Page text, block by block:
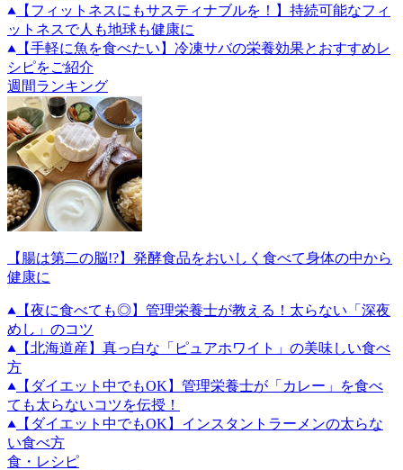
【フィットネスにもサスティナブルを！】持続可能なフィ
ットネスで人も地球も健康に
【手軽に魚を食べたい】冷凍サバの栄養効果とおすすめレ
シピをご紹介
週間ランキング
【腸は第二の脳!?】発酵食品をおいしく食べて身体の中から
健康に
【夜に食べても◎】管理栄養士が教える！太らない「深夜
めし」のコツ
【北海道産】真っ白な「ピュアホワイト」の美味しい食べ
方
【ダイエット中でもOK】管理栄養士が「カレー」を食べ
ても太らないコツを伝授！
【ダイエット中でもOK】インスタントラーメンの太らな
い食べ方
食・レシピ